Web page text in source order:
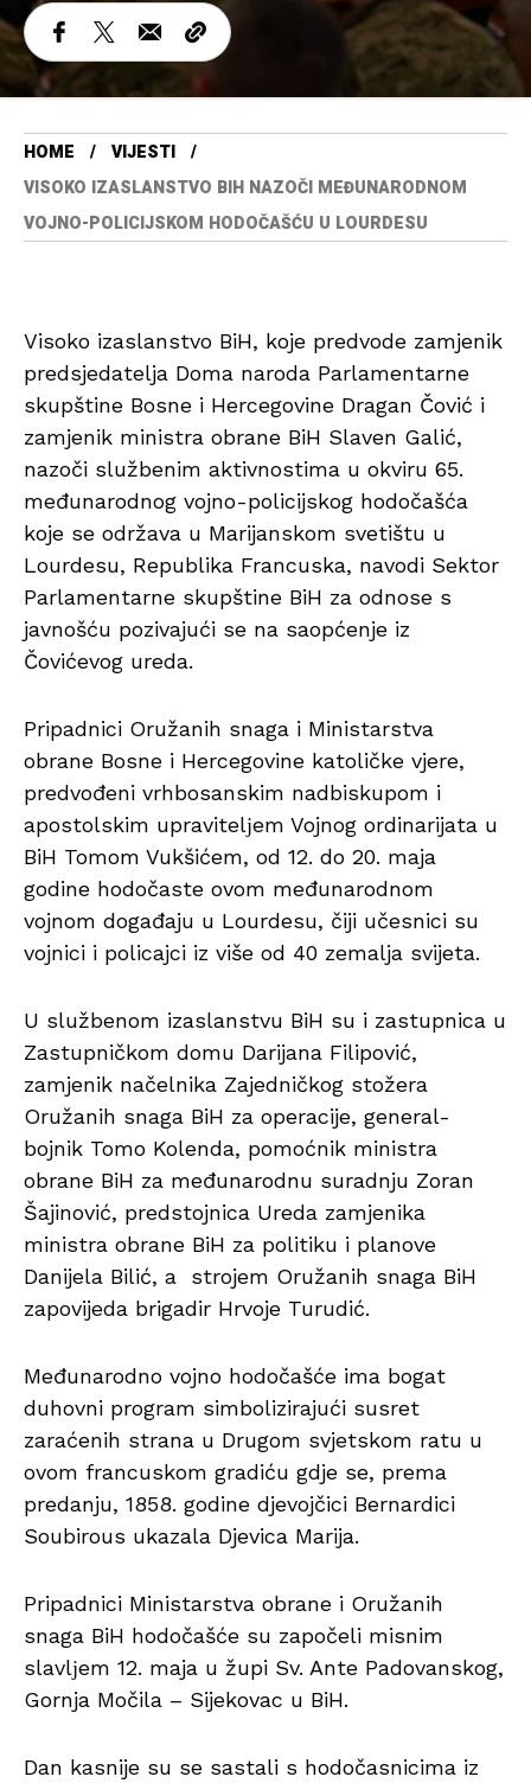
HOME
VIJESTI
VISOKO IZASLANSTVO BIH NAZOČI MEĐUNARODNOM
VOJNO-POLICIJSKOM HODOČAŠĆU U LOURDESU
Visoko izaslanstvo BiH, koje predvode zamjenik
predsjedatelja Doma naroda Parlamentarne
skupštine Bosne i Hercegovine Dragan Čović i
zamjenik ministra obrane BiH Slaven Galić,
nazoči službenim aktivnostima u okviru 65.
međunarodnog vojno-policijskog hodočašća
koje se održava u Marijanskom svetištu u
Lourdesu, Republika Francuska, navodi Sektor
Parlamentarne skupštine BiH za odnose s
javnošću pozivajući se na saopćenje iz
Čovićevog ureda.
Pripadnici Oružanih snaga i Ministarstva
obrane Bosne i Hercegovine katoličke vjere,
predvođeni vrhbosanskim nadbiskupom i
apostolskim upravitelјem Vojnog ordinarijata u
BiH Tomom Vukšićem, od 12. do 20. maja
godine hodočaste ovom međunarodnom
vojnom događaju u Lourdesu, čiji učesnici su
vojnici i policajci iz više od 40 zemalja svijeta.
U službenom izaslanstvu BiH su i zastupnica u
Zastupničkom domu Darijana Filipović,
zamjenik načelnika Zajedničkog stožera
Oružanih snaga BiH za operacije, general-
bojnik Tomo Kolenda, pomoćnik ministra
obrane BiH za međunarodnu suradnju Zoran
Šajinović, predstojnica Ureda zamjenika
ministra obrane BiH za politiku i planove
Danijela Bilić, a strojem Oružanih snaga BiH
zapovijeda brigadir Hrvoje Turudić.
Međunarodno vojno hodočašće ima bogat
duhovni program simbolizirajući susret
zaraćenih strana u Drugom svjetskom ratu u
ovom francuskom gradiću gdje se, prema
predanju, 1858. godine djevojčici Bernardici
Soubirous ukazala Djevica Marija.
Pripadnici Ministarstva obrane i Oružanih
snaga BiH hodočašće su započeli misnim
slavlјem 12. maja u župi Sv. Ante Padovanskog,
Gornja Močila – Sijekovac u BiH.
Dan kasnije su se sastali s hodočasnicima iz